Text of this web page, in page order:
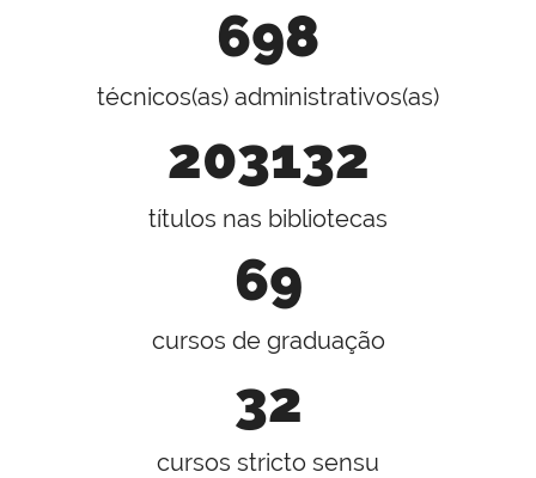
698
técnicos(as) administrativos(as)
203132
títulos nas bibliotecas
69
cursos de graduação
32
cursos stricto sensu